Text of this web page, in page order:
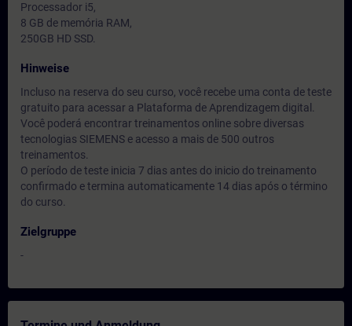
Processador i5,
8 GB de memória RAM,
250GB HD SSD.
Hinweise
Incluso na reserva do seu curso, você recebe uma conta de teste
gratuito para acessar a Plataforma de Aprendizagem digital.
Você poderá encontrar treinamentos online sobre diversas
tecnologias SIEMENS e acesso a mais de 500 outros
treinamentos.
O período de teste inicia 7 dias antes do inicio do treinamento
confirmado e termina automaticamente 14 dias após o término
do curso.
Zielgruppe
-